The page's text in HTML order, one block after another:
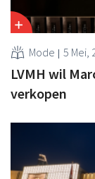
Mode 5 Mei,
LVMH wil
verkopen